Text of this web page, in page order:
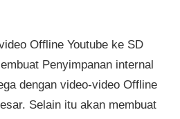
Offline Youtube ke SD
Penyimpanan internal
dengan video-video Offline
Selain itu akan membuat